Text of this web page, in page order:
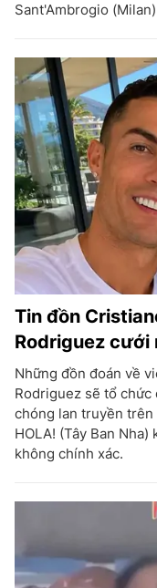
Sant'Ambrogio
Tin đồn
Rodriguez cưới
Những đồn đoán về
Rodriguez sẽ tổ chức
chóng lan truyền trên
HOLA! (Tây Ban
không chính xác.